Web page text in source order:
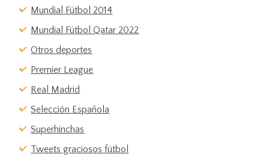
Mundial Fútbol 2014
Mundial Fútbol Qatar 2022
Otros deportes
Premier League
Real Madrid
Selección Española
Superhinchas
Tweets graciosos fútbol